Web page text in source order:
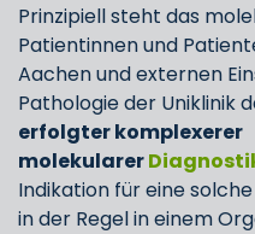
Prinzipiell steht das
Patientinnen und
Aachen und externen
Pathologie der Uniklinik
erfolgter komplexerer
molekularer
Indikation für eine
in der Regel in einem